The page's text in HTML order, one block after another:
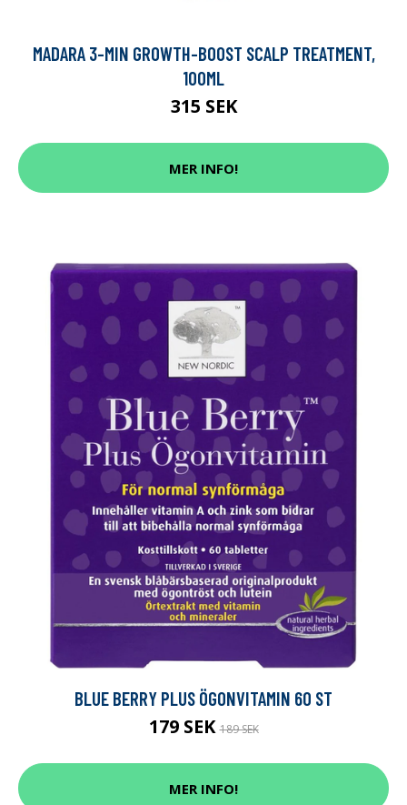
MADARA 3-MIN GROWTH-BOOST SCALP TREATMENT,
100ML
315 SEK
MER INFO!
BLUE BERRY PLUS ÖGONVITAMIN 60 ST
179 SEK189 SEK
MER INFO!